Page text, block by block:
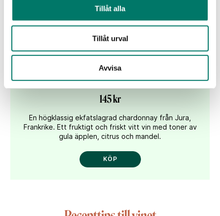
Tillåt alla
Tillåt urval
Avvisa
Tissot & Potel ”La Sixième Côte” Chardonnay
145 kr
En högklassig ekfatslagrad chardonnay från Jura,
Frankrike. Ett fruktigt och friskt vitt vin med toner av
gula äpplen, citrus och mandel.
KÖP